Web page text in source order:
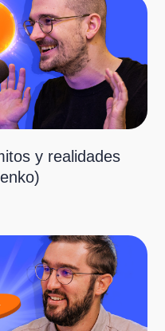
y realidades